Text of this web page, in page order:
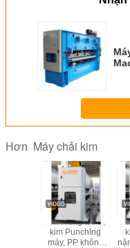
Hơn Máy chải kim
Felt Trung tốc độ
kim PunchIng
máy, PP không